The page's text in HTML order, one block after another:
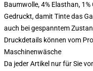
Baumwolle, 4% Elasthan, 1%
Gedruckt, damit Tinte das
auch bei gespanntem
Druckdetails können vom
Maschinenwäsche
Da jeder Artikel nur für Sie